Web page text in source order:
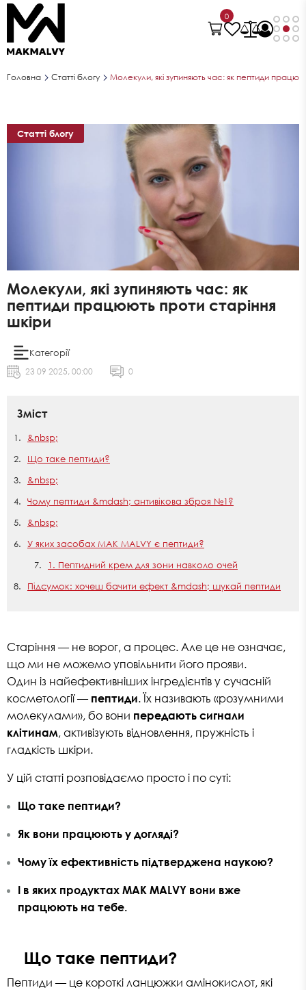
0
Головна Статті блогу Молекули, які зупиняють час: як пептиди
Статті блогу
Молекули, які зупиняють час: як
пептиди працюють проти старіння
шкіри
Категорії
23 09 2025, 00:00 0
Зміст
&nbsp;
Що таке пептиди?
&nbsp;
Чому пептиди &mdash; антивікова зброя №1?
&nbsp;
У яких засобах MAK MALVY є пептиди?
1. Пептидний крем для зони навколо очей
Підсумок: хочеш бачити ефект &mdash; шукай пептиди
Старіння — не ворог, а процес. Але це не означає,
що ми не можемо уповільнити його прояви.
Один із найефективніших інгредієнтів у сучасній
косметології — пептиди. Їх називають «розумними
молекулами», бо вони передають сигнали
клітинам, активізують відновлення, пружність і
гладкість шкіри.
У цій статті розповідаємо просто і по суті:
Що таке пептиди?
Як вони працюють у догляді?
Чому їх ефективність підтверджена наукою?
І в яких продуктах MAK MALVY вони вже
працюють на тебе.
Що таке пептиди?
Пептиди — це короткі ланцюжки амінокислот, які